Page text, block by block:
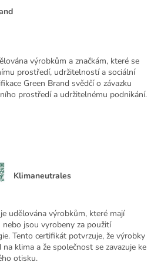
výrobkům a značkám, které se
prostředí, udržitelností a sociální
Green Brand svědčí o závazku
prostředí a udržitelnému podnikání.
Klimaneutrales
udělována výrobkům, které mají
jsou vyrobeny za použití
Tento certifikát potvrzuje, že výrobky
klima a že společnost se zavazuje ke
otisku.